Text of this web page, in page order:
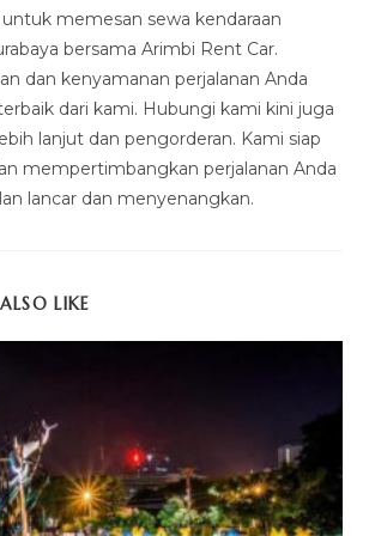
memesan sewa kendaraan
bersama Arimbi Rent Car.
dan kenyamanan perjalanan Anda
dari kami. Hubungi kami kini juga
lanjut dan pengorderan. Kami siap
mempertimbangkan perjalanan Anda
lancar dan menyenangkan.
LIKE